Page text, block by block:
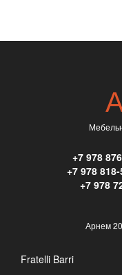
+7 978
+7 978
+7 978
Арнем
Fratelli Barri